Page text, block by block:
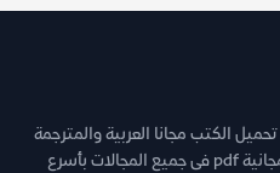
الكتب مجانا العربية والمترجمة
والروايات والقصص وغيرها من كتب مجانية pdf فى جميع المجالات بأسرع